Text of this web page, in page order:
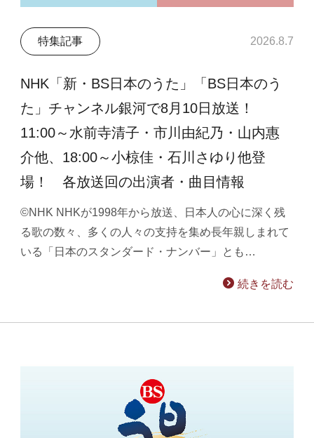
特集記事 2026.8.7
NHK「新・BS日本のうた」「BS日本のう
た」チャンネル銀河で8月10日放送！
11:00～水前寺清子・市川由紀乃・山内惠
介他、18:00～小椋佳・石川さゆり他登
場！ 各放送回の出演者・曲目情報
©NHK NHKが1998年から放送、日本人の心に深く残
る歌の数々、多くの人々の支持を集め長年親しまれて
いる「日本のスタンダード・ナンバー」とも…
続きを読む